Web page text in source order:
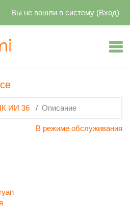
Вы не вошли в систему (Вход)
ИИ 36 Описание
В режиме обслуживания